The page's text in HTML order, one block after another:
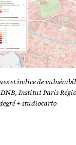
et indice de
Institut Paris
+ studiocarto